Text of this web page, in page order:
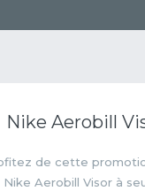
Nike Aerobill
de cette
Nike Aerobill Visor à